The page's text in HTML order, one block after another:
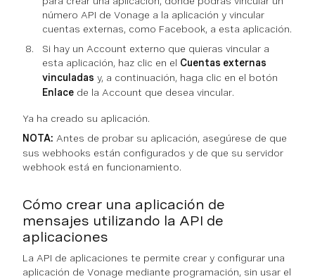
número API de Vonage a la aplicación y vincular
cuentas externas, como Facebook, a esta aplicación.
Si hay un Account externo que quieras vincular a
esta aplicación, haz clic en el Cuentas externas
vinculadas y, a continuación, haga clic en el botón
Enlace de la Account que desea vincular.
Ya ha creado su aplicación.
NOTA: Antes de probar su aplicación, asegúrese de que
sus webhooks están configurados y de que su servidor
webhook está en funcionamiento.
Cómo crear una aplicación de
mensajes utilizando la API de
aplicaciones
La API de aplicaciones te permite crear y configurar una
aplicación de Vonage mediante programación, sin usar el